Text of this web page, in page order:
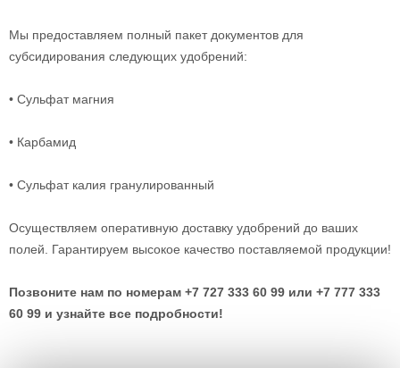
Мы предоставляем полный пакет документов для
субсидирования следующих удобрений:
• Сульфат магния
• Карбамид
• Сульфат калия гранулированный
Осуществляем оперативную доставку удобрений до ваших
полей. Гарантируем высокое качество поставляемой продукции!
Позвоните нам по номерам +7 727 333 60 99 или +7 777 333
60 99 и узнайте все подробности!